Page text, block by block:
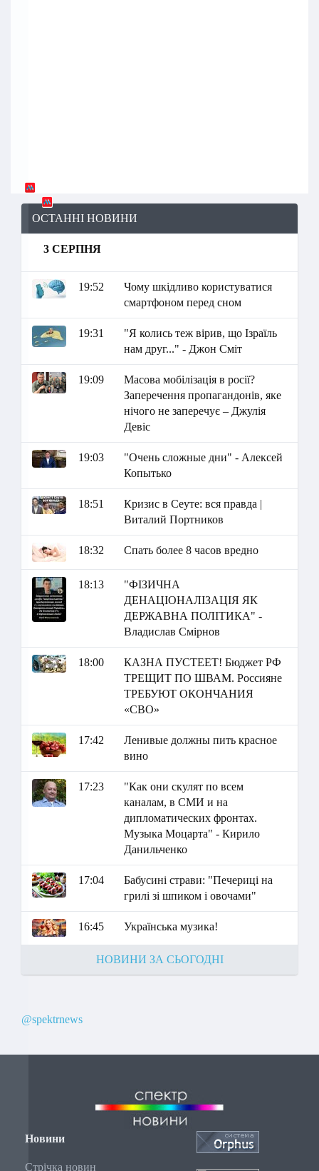
ОСТАННІ НОВИНИ
3 СЕРПНЯ
19:52
Чому шкідливо користуватися
смартфоном перед сном
19:31
"Я колись теж вірив, що Ізраїль
нам друг..." - Джон Сміт
19:09
Масова мобілізація в росії?
Заперечення пропагандонів, яке
нічого не заперечує – Джулія
Девіс
19:03
"Очень сложные дни" - Алексей
Копытько
18:51
Кризис в Сеуте: вся правда |
Виталий Портников
18:32 Спать более 8 часов вредно
18:13
"ФІЗИЧНА
ДЕНАЦІОНАЛІЗАЦІЯ ЯК
ДЕРЖАВНА ПОЛІТИКА" -
Владислав Смірнов
18:00
КАЗНА ПУСТЕЕТ! Бюджет РФ
ТРЕЩИТ ПО ШВАМ. Россияне
ТРЕБУЮТ ОКОНЧАНИЯ
«СВО»
17:42
Ленивые должны пить красное
вино
17:23
"Как они скулят по всем
каналам, в СМИ и на
дипломатических фронтах.
Музыка Моцарта" - Кирило
Данильченко
17:04
Бабусині страви: "Печериці на
грилі зі шпиком і овочами"
16:45 Українська музика!
НОВИНИ ЗА СЬОГОДНІ
@spektrnews
Новини
Стрічка новин